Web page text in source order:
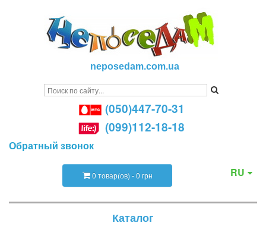
neposedam.com.ua
(050)447-70-31
(099)112-18-18
Обратный звонок
RU
0 товар(ов) - 0 грн
Каталог